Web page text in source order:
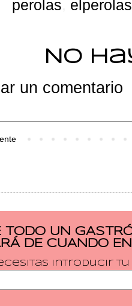
perolas elperolas
No
un comentario
TODO UN
DE CUANDO
introducir